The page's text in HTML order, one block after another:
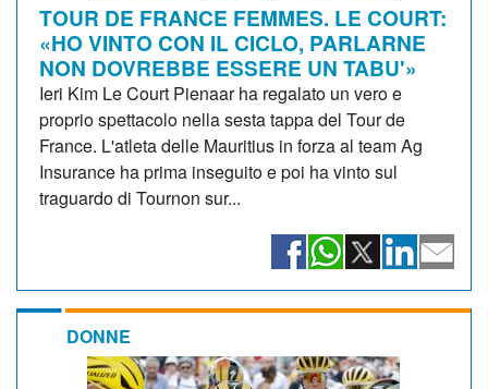
TOUR DE FRANCE FEMMES. LE COURT:
«HO VINTO CON IL CICLO, PARLARNE
NON DOVREBBE ESSERE UN TABU'»
Ieri Kim Le Court Pienaar ha regalato un vero e
proprio spettacolo nella sesta tappa del Tour de
France. L'atleta delle Mauritius in forza al team Ag
Insurance ha prima inseguito e poi ha vinto sul
traguardo di Tournon sur...
DONNE